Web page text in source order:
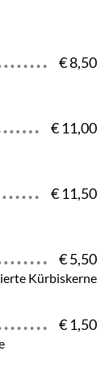
€ 8,50
€ 11,00
€ 11,50
€ 5,50
Kürbiskerne
€ 1,50